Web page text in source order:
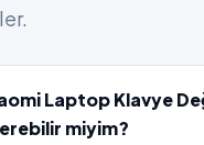
Laptop Klavye
miyim?